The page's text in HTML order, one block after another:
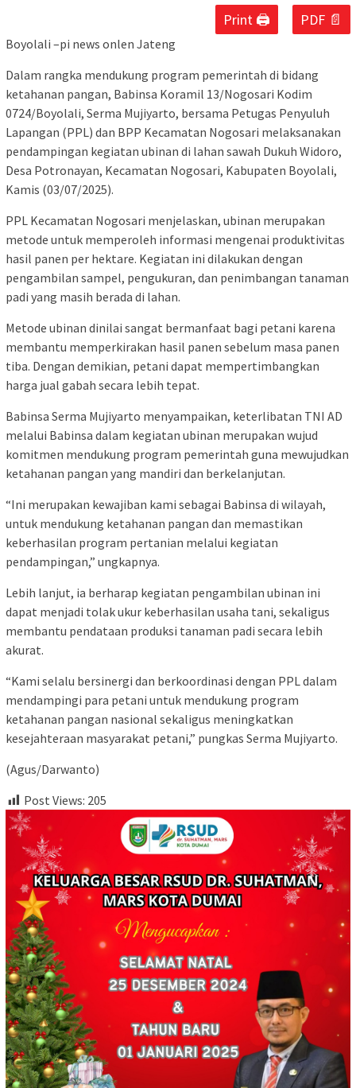
Print 🖨 PDF 📄
Boyolali –pi news onlen Jateng
Dalam rangka mendukung program pemerintah di bidang
ketahanan pangan, Babinsa Koramil 13/Nogosari Kodim
0724/Boyolali, Serma Mujiyarto, bersama Petugas Penyuluh
Lapangan (PPL) dan BPP Kecamatan Nogosari melaksanakan
pendampingan kegiatan ubinan di lahan sawah Dukuh Widoro,
Desa Potronayan, Kecamatan Nogosari, Kabupaten Boyolali,
Kamis (03/07/2025).
PPL Kecamatan Nogosari menjelaskan, ubinan merupakan
metode untuk memperoleh informasi mengenai produktivitas
hasil panen per hektare. Kegiatan ini dilakukan dengan
pengambilan sampel, pengukuran, dan penimbangan tanaman
padi yang masih berada di lahan.
Metode ubinan dinilai sangat bermanfaat bagi petani karena
membantu memperkirakan hasil panen sebelum masa panen
tiba. Dengan demikian, petani dapat mempertimbangkan
harga jual gabah secara lebih tepat.
Babinsa Serma Mujiyarto menyampaikan, keterlibatan TNI AD
melalui Babinsa dalam kegiatan ubinan merupakan wujud
komitmen mendukung program pemerintah guna mewujudkan
ketahanan pangan yang mandiri dan berkelanjutan.
“Ini merupakan kewajiban kami sebagai Babinsa di wilayah,
untuk mendukung ketahanan pangan dan memastikan
keberhasilan program pertanian melalui kegiatan
pendampingan,” ungkapnya.
Lebih lanjut, ia berharap kegiatan pengambilan ubinan ini
dapat menjadi tolak ukur keberhasilan usaha tani, sekaligus
membantu pendataan produksi tanaman padi secara lebih
akurat.
“Kami selalu bersinergi dan berkoordinasi dengan PPL dalam
mendampingi para petani untuk mendukung program
ketahanan pangan nasional sekaligus meningkatkan
kesejahteraan masyarakat petani,” pungkas Serma Mujiyarto.
(Agus/Darwanto)
Post Views: 205